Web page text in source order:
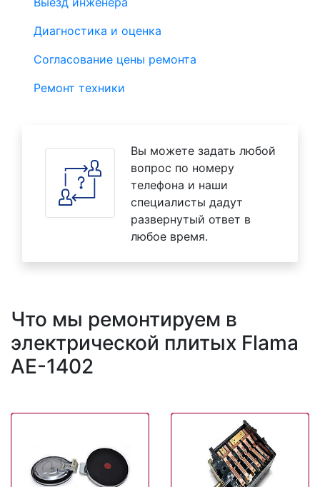
Диагностика и оценка
Согласование цены ремонта
Ремонт техники
Вы можете задать любой
вопрос по номеру
телефона и наши
специалисты дадут
развернутый ответ в
любое время.
Что мы ремонтируем в
электрической плитых Flama
AE-1402